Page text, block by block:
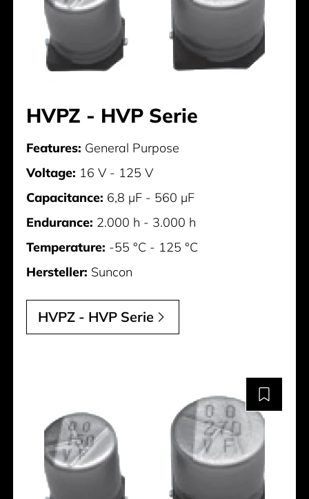
HVPZ - HVP Serie
Features: General Purpose
Voltage: 16 V - 125 V
Capacitance: 6,8 µF - 560 µF
Endurance: 2.000 h - 3.000 h
Temperature: -55 °C - 125 °C
Hersteller: Suncon
HVPZ - HVP Serie